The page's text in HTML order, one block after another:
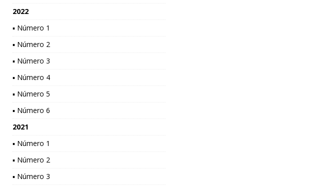
2022
▪ Número 1
▪ Número 2
▪ Número 3
▪ Número 4
▪ Número 5
▪ Número 6
2021
▪ Número 1
▪ Número 2
▪ Número 3